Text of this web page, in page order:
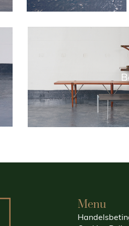
Menu